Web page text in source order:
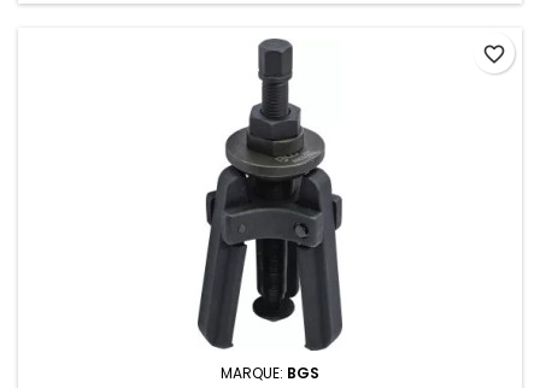
MARQUE: BGS
favorite_border